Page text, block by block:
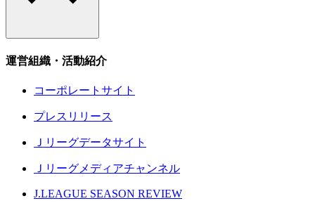
運営組織・活動紹介
コーポレートサイト
プレスリリース
Ｊリーグデータサイト
Ｊリーグメディアチャンネル
J.LEAGUE SEASON REVIEW